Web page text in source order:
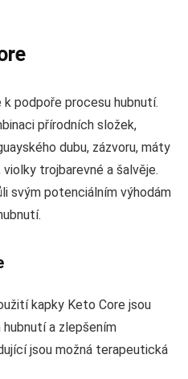
podpoře procesu hubnutí.
přírodních složek,
dubu, zázvoru, máty
trojbarevné a šalvěje.
svým potenciálním výhodám
kapky Keto Core jsou
a zlepšením
jsou možná terapeutická